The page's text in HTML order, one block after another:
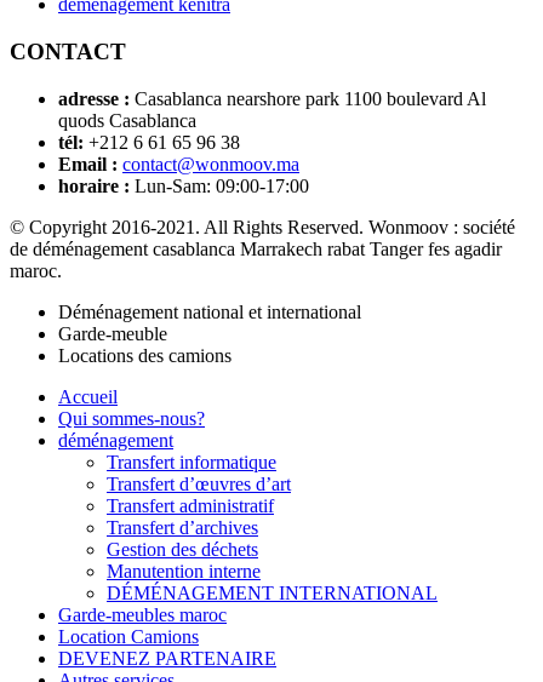
déménagement kenitra
CONTACT
adresse : Casablanca nearshore park 1100 boulevard Al
quods Casablanca
tél: +212 6 61 65 96 38
Email : contact@wonmoov.ma
horaire : Lun-Sam: 09:00-17:00
© Copyright 2016-2021. All Rights Reserved. Wonmoov : société
de déménagement casablanca Marrakech rabat Tanger fes agadir
maroc.
Déménagement national et international
Garde-meuble
Locations des camions
Accueil
Qui sommes-nous?
déménagement
Transfert informatique
Transfert d’œuvres d’art
Transfert administratif
Transfert d’archives
Gestion des déchets
Manutention interne
DÉMÉNAGEMENT INTERNATIONAL
Garde-meubles maroc
Location Camions
DEVENEZ PARTENAIRE